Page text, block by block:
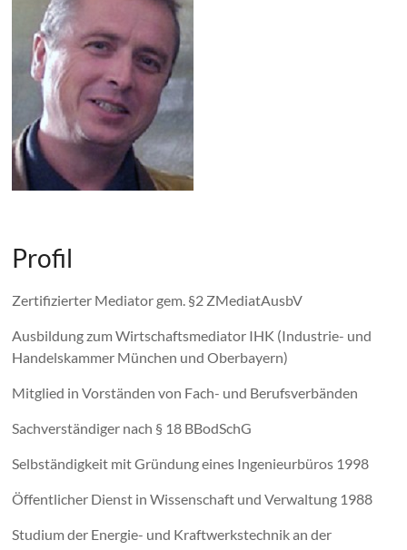
Profil
Zertifizierter Mediator gem. §2 ZMediatAusbV
Ausbildung zum Wirtschaftsmediator IHK (Industrie- und
Handelskammer München und Oberbayern)
Mitglied in Vorständen von Fach- und Berufsverbänden
Sachverständiger nach § 18 BBodSchG
Selbständigkeit mit Gründung eines Ingenieurbüros 1998
Öffentlicher Dienst in Wissenschaft und Verwaltung 1988
Studium der Energie- und Kraftwerkstechnik an der